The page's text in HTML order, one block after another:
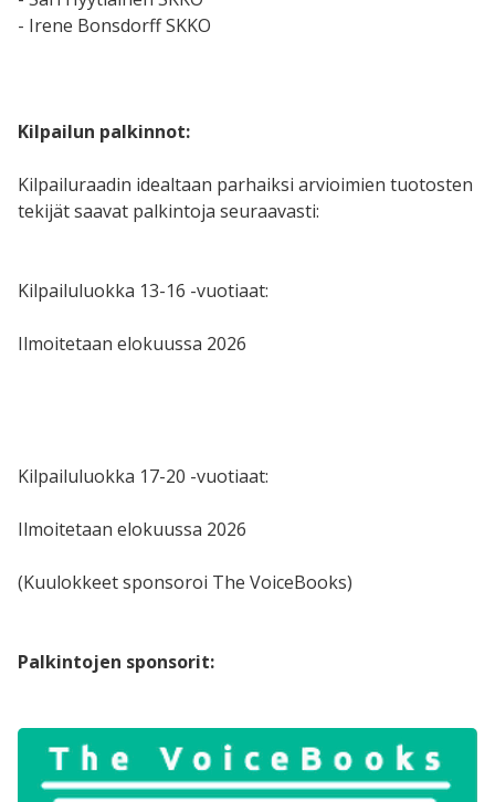
- Irene Bonsdorff SKKO
Kilpailun palkinnot:
Kilpailuraadin idealtaan parhaiksi arvioimien tuotosten
tekijät saavat palkintoja seuraavasti:
Kilpailuluokka 13-16 -vuotiaat:
Ilmoitetaan elokuussa 2026
Kilpailuluokka 17-20 -vuotiaat:
Ilmoitetaan elokuussa 2026
(Kuulokkeet sponsoroi The VoiceBooks)
Palkintojen sponsorit: